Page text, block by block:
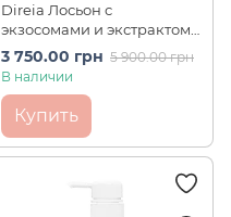
Direia Лосьон с
экзосомами и экстрактом
розы для восстановления
и увлажнения Stem
(400 мл)
3 750.00 грн 5 900.00 грн
В наличии
Купить